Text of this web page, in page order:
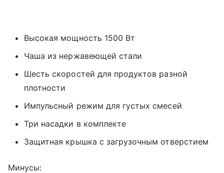
Высокая мощность 1500 Вт
Чаша из нержавеющей стали
Шесть скоростей для продуктов разной
плотности
Импульсный режим для густых смесей
Три насадки в комплекте
Защитная крышка с загрузочным отверстием
Минусы: